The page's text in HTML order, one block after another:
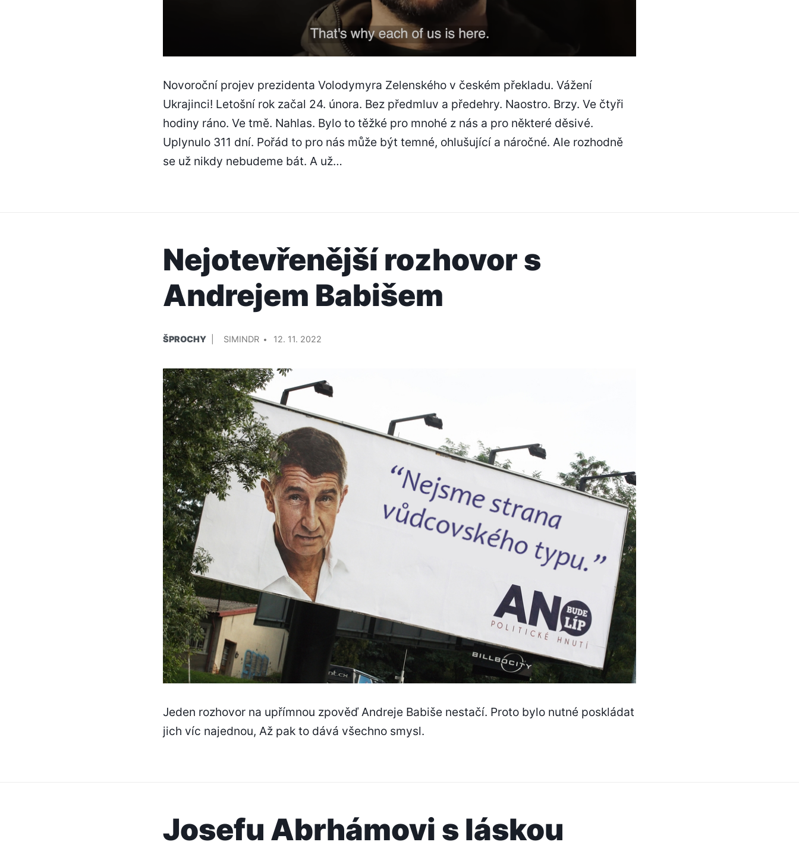
Novoroční projev prezidenta Volodymyra Zelenského v českém překladu. Vážení
Ukrajinci! Letošní rok začal 24. února. Bez předmluv a předehry. Naostro. Brzy. Ve čtyři
hodiny ráno. Ve tmě. Nahlas. Bylo to těžké pro mnohé z nás a pro některé děsivé.
Uplynulo 311 dní. Pořád to pro nás může být temné, ohlušující a náročné. Ale rozhodně
se už nikdy nebudeme bát. A už…
Nejotevřenější rozhovor s
Andrejem Babišem
PUBLIKOVÁNO
ŠPROCHY PŘIDAL/A
SIMINDR 12. 11. 2022
Jeden rozhovor na upřímnou zpověď Andreje Babiše nestačí. Proto bylo nutné poskládat
jich víc najednou, Až pak to dává všechno smysl.
Josefu Abrhámovi s láskou